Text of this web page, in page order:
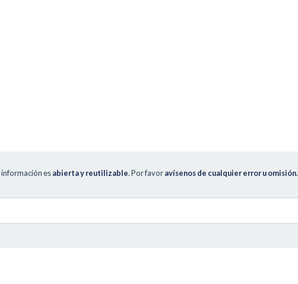
información esabierta y reutilizable. Por favoravísenos de cualquier error u omisión.